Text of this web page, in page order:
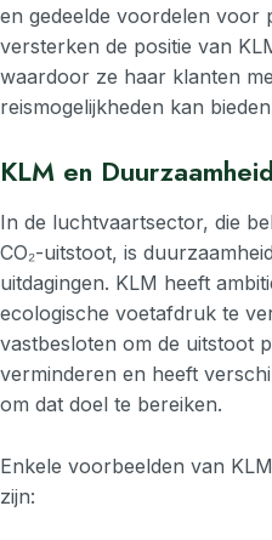
en gedeelde voordelen voor
versterken de positie van
waardoor ze haar klanten
reismogelijkheden kan
KLM en Duurzaamheid
In de luchtvaartsector, die
CO₂-uitstoot, is
uitdagingen. KLM heeft
ecologische voetafdruk te
vastbesloten om de uitstoot
verminderen en heeft
om dat doel te bereiken.
Enkele voorbeelden van
zijn: